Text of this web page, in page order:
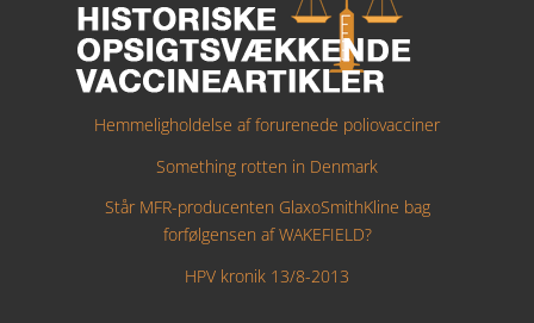
Hemmeligholdelse af forurenede poliovacciner
Something rotten in Denmark
Står MFR-producenten GlaxoSmithKline bag
forfølgensen af WAKEFIELD?
HPV kronik 13/8-2013